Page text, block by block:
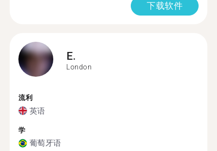
下载软件
E.
London
流利
英语
学
葡萄牙语